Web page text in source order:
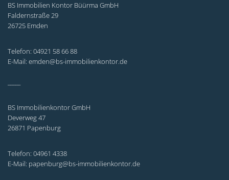
BS Immobilien Kontor Büürma GmbH
Faldernstraße 29
26725 Emden
Telefon: 04921 58 66 88
E-Mail: emden@bs-immobilienkontor.de
BS Immobilienkontor GmbH
Deverweg 47
26871 Papenburg
Telefon: 04961 4338
E-Mail: papenburg@bs-immobilienkontor.de